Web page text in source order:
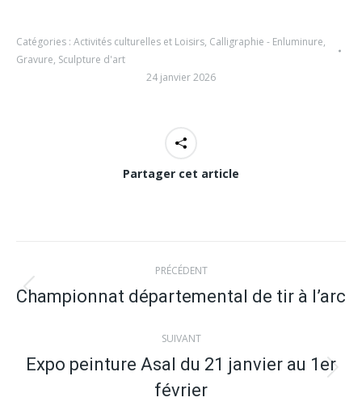
Catégories : Activités culturelles et Loisirs, Calligraphie - Enluminure,
Gravure, Sculpture d'art
24 janvier 2026
Partager cet article
Navigation
article
PRÉCÉDENT
Article
:
Championnat départemental de tir à l’arc
SUIVANT
suivant
Expo peinture Asal du 21 janvier au 1er
février